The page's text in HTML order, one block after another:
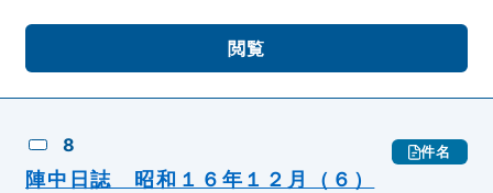
閲覧
8 件名
陣中日誌 昭和１６年１２月（６）